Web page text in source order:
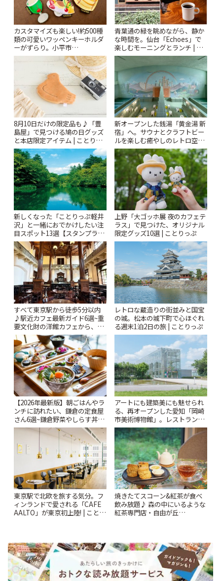
カスタマイズも楽しい!約500種
類の可愛いワッペンキーホルダ
ーがずらり。小平市
「Kimamaya T&K」 | ことりっ
青葉通の緑を眺めながら、静か
な時間を。仙台「Echoes」で
楽しむモーニングとランチ | こ
とりっぷ
8月10日だけの限定品も♪「豊
島屋」で見つける鳩の日グッズ
と本店限定アイテム | ことりっ
ぷ
新オープンした銭湯「黄金湯 新
宿」へ。サウナとクラフトビー
ルを楽しむ癒やしのレトロ空間
| ことりっぷ
新しくなった「ことりっぷ軽井
沢」と一緒におでかけしたい注
目スポット13選【スタンプラリ
ー開催中】 | ことりっぷ
上野「大ゴッホ展 夜のカフェテ
ラス」で見つけた、オリジナル
限定グッズ10選 | ことりっぷ
すべて東京駅から徒歩5分以内
♪駅近カフェ最新ガイド6選~重
要文化財の洋館カフェから、改
札すぐのレトロ喫茶まで~ | こと
りっぷ
レトロな蔵造りの街並みと国宝
の城。松本の城下町で心ほぐれ
る週末1泊2日の旅 | ことりっぷ
【2026年最新版】朝ごはんやラ
ンチに訪れたい、鎌倉の定食屋
さん6選~鎌倉野菜やしらす丼な
どここならではの味も~ | ことり
アートにも建築美にも魅せられ
る、再オープンした愛知「岡崎
市美術博物館」。レストランや
ショップも充実 | ことりっぷ
東京駅で北欧を旅する気分。フ
ィンランドで愛される「CAFE
AALTO」が東京初上陸! | ことり
焼きたてスコーン&紅茶が食べ
飲み放題♪ 森の中にいるような
紅茶専門店・自由が丘